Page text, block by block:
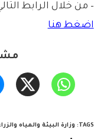
– من خلال الرابط
اضغط هنا
TAGS
: وزارة البيئة والمياه